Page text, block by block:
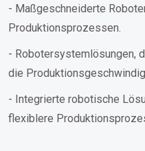
- Maßgeschneiderte
Produktionsprozessen.
- Robotersystemlösungen,
die
- Integrierte robotische
flexiblere